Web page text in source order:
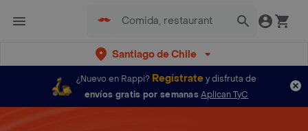
Santiago de Chile
¿Nuevo en Rappi? Regístratey disfruta de
envíos gratis por semanas Aplican TyC